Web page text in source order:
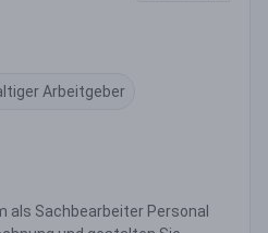
Arbeitgeber
als Sachbearbeiter Personal